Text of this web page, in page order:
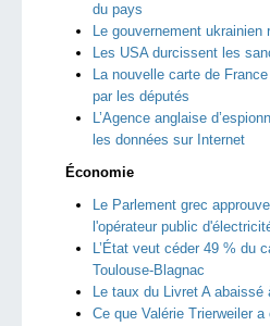
du pays
Le gouvernement ukrainien
Les USA durcissent les
La nouvelle carte de
par les députés
L’Agence anglaise
les données sur Internet
Économie
Le Parlement grec
l'opérateur public
L’État veut céder 49 % du
Toulouse-Blagnac
Le taux du Livret A abaissé
Ce que Valérie Trierweiler